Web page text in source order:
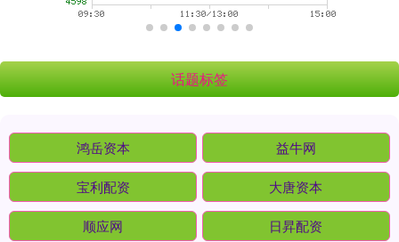
话题标签
鸿岳资本 益牛网
宝利配资 大唐资本
顺应网 日昇配资